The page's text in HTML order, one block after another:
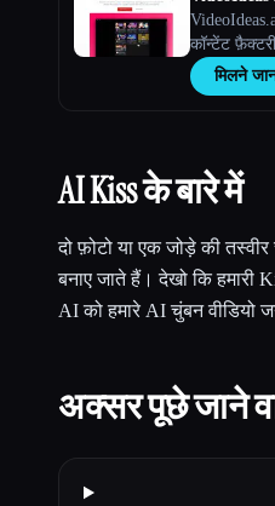
कॉन्टेंट
योग्य
आकर्षक
मिलने
AI Kiss के बारे में
दो फ़ोटो या एक जोड़े की
बनाए जाते हैं। देखो कि हमारी
AI को हमारे AI चुंबन वीडियो
अक्सर पूछे जाने